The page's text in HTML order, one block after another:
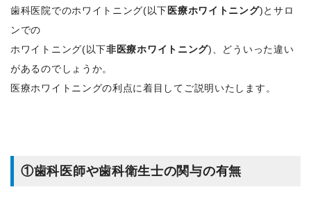
歯科医院でのホワイトニング(以下医療ホワイトニング)とサロ
ンでの
ホワイトニング(以下非医療ホワイトニング)、どういった違い
があるのでしょうか。
医療ホワイトニングの利点に着目してご説明いたします。
①歯科医師や歯科衛生士の関与の有無